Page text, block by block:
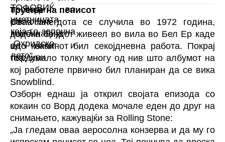
Труење на пенисот
Оваа анегдота се случила во 1972 година,
додека бендот живеел во вила во Бел Ер каде
што кокаинот бил секојдневна работа. Покрај
тоа, имало толку многу од нив што албумот на
кој работеле првично бил планиран да се вика
Snowblind.
Озборн еднаш ја открил својата епизода со
кокаин со Ворд додека мочале еден до друг на
снимањето, кажувајќи за Rolling Stone:
„Ја гледам оваа аеросолна конзерва и да му го